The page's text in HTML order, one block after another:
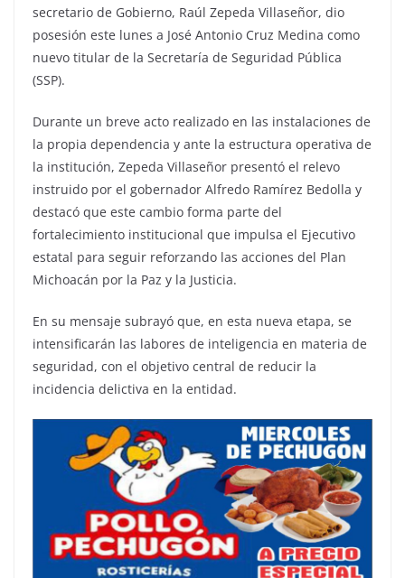
secretario de Gobierno, Raúl Zepeda Villaseñor, dio
posesión este lunes a José Antonio Cruz Medina como
nuevo titular de la Secretaría de Seguridad Pública
(SSP).
Durante un breve acto realizado en las instalaciones de
la propia dependencia y ante la estructura operativa de
la institución, Zepeda Villaseñor presentó el relevo
instruido por el gobernador Alfredo Ramírez Bedolla y
destacó que este cambio forma parte del
fortalecimiento institucional que impulsa el Ejecutivo
estatal para seguir reforzando las acciones del Plan
Michoacán por la Paz y la Justicia.
En su mensaje subrayó que, en esta nueva etapa, se
intensificarán las labores de inteligencia en materia de
seguridad, con el objetivo central de reducir la
incidencia delictiva en la entidad.